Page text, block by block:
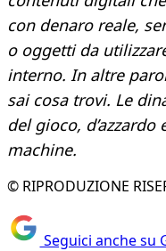
con denaro reale,
o oggetti da
interno. In altre
sai cosa trovi. Le
del gioco,
machine.
© RIPRODUZIONE
Seguici anche su